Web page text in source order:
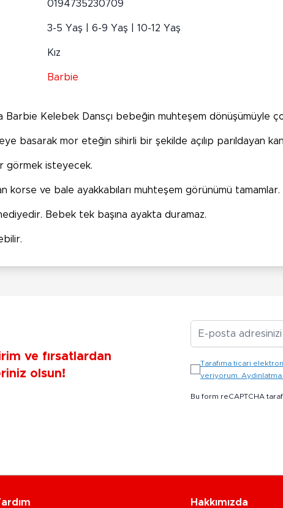
0194735230709
3-5 Yaş | 6-9 Yaş | 10-12 Yaş
Kız
Barbie
Barbie Kelebek Dansçı bebeğin muhteşem dönüşümüyle
basarak mor eteğin sihirli bir şekilde açılıp parıldayan
görmek isteyecek.
korse ve bale ayakkabıları muhteşem görünümü tamamlar.
Bebek tek başına ayakta duramaz.
ve fırsatlardan
olsun!
Tarafıma ticari
veriyorum.
Bu form reCAPTCHA
Hakkımızda